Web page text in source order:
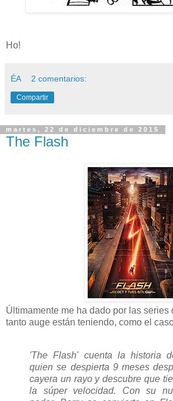
Ho!
ÉA 2 comentarios:
Compartir
martes, 22 de diciembre de 2015
The Flash
Últimamente me ha dado por las series
tanto auge están teniendo, como el
'The Flash' cuenta la historia
quien se despierta 9 meses
cayera un rayo y descubre que
la súper velocidad. Con su